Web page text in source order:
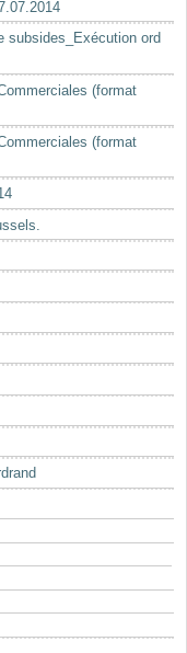
subsides_Exécution ord
(format
(format